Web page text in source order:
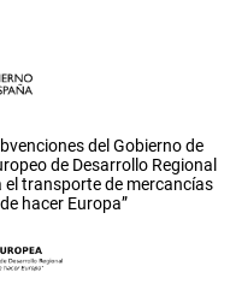
del Gobierno de
de Desarrollo Regional
transporte de mercancías
hacer Europa”